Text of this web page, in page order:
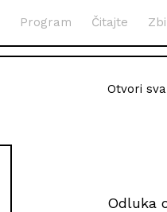
Program Čitajte
Otvori
Odluka